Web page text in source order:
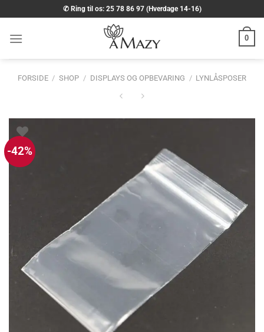
til
indhold
✆ Ring til os: 25 78 86 97 (Hverdage 14-16)
0
FORSIDE / SHOP / DISPLAYS OG OPBEVARING / LYNLÅSPOSER
-42%